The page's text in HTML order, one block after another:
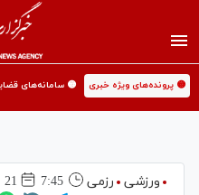
🟡 پرونده‌های ویژه خبری 🟡 سامانه‌های
ورزشی رزمی 7:45 21 مرداد 1404